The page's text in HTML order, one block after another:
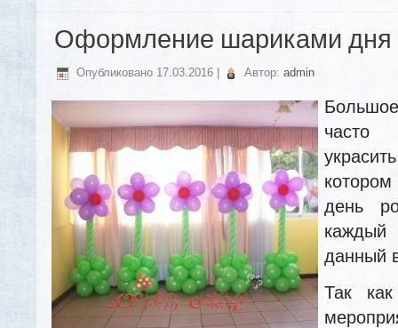
Оформление шариками дня
Опубликовано 17.03.2016 Автор: admin
часто
день
каждый
данный
Так